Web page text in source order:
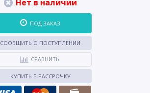
Нет в наличии
ПОД ЗАКАЗ
СООБЩИТЬ О ПОСТУПЛЕНИИ
СРАВНИТЬ
КУПИТЬ В РАССРОЧКУ